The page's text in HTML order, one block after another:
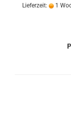
Lieferzeit: 1